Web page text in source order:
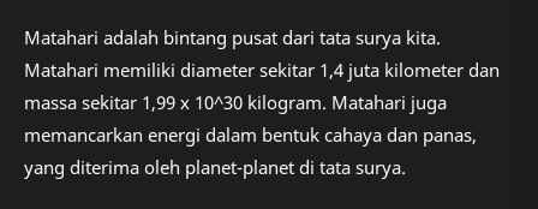
Matahari adalah bintang pusat dari tata surya kita.
Matahari memiliki diameter sekitar 1,4 juta kilometer dan
massa sekitar 1,99 x 10^30 kilogram. Matahari juga
memancarkan energi dalam bentuk cahaya dan panas,
yang diterima oleh planet-planet di tata surya.